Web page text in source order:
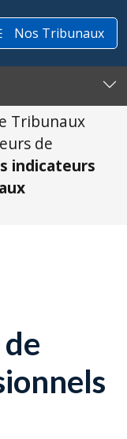
Nos Tribunaux
Tribunaux
de
indicateurs